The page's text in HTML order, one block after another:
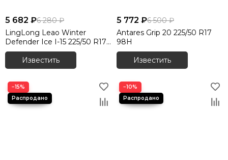
5 682 ₽6 280 ₽
LingLong Leao Winter
Defender Ice I-15 225/50 R17
98T
Известить
5 772 ₽6 500 ₽
Antares Grip 20 225/50 R17
98H
Известить
−15% −10%